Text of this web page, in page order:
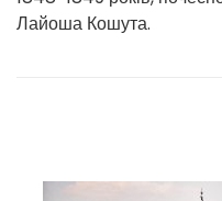
Лайоша Кошута.